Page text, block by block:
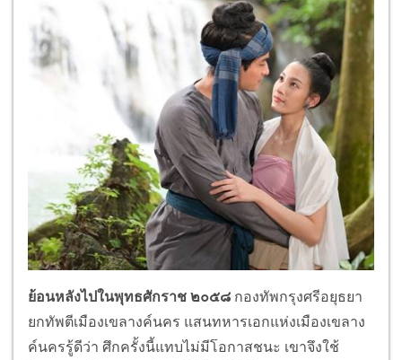
ย้อนหลังไปในพุทธศักราช ๒๐๕๘ กองทัพกรุงศรีอยุธยา
ยกทัพตีเมืองเขลางค์นคร แสนทหารเอกแห่งเมืองเขลาง
ค์นครรู้ดีว่า ศึกครั้งนี้แทบไม่มีโอกาสชนะ เขาจึงใช้